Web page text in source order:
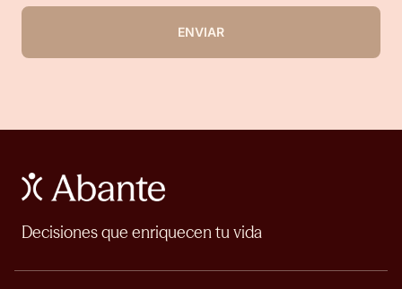
ENVIAR
Decisiones que enriquecen tu vida